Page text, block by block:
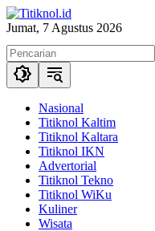
Langsung
ke
Jumat, 7 Agustus 2026
Nasional
Titiknol Kaltim
Titiknol Kaltara
Titiknol IKN
Advertorial
Titiknol Tekno
Titiknol WiKu
Kuliner
Wisata